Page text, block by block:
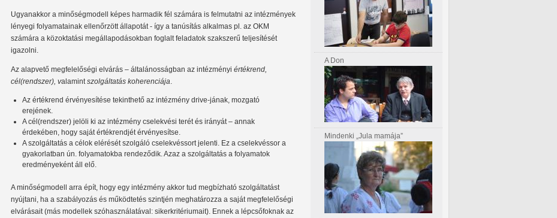
Ugyanakkor a minőségmodell képes harmadik fél számára is felmutatni az intézmények
lényegi folyamatainak ellenőrzött állapotát - így a tanúsítás alkalmas pl. az OKM
számára a közoktatási megállapodásokban foglalt feladatok szakszerű teljesítését
igazolni.
Az alapvető megfelelőségi elvárás – általánosságban az intézményi értékrend,
cél(rendszer), valamint szolgáltatás koherenciája
Az értékrend érvényesítése tekinthető az intézmény drive-jának, mozgató
erejének.
A cél(rendszer) jelöli ki az intézmény cselekvési terét és irányát – annak
érdekében, hogy saját értékrendjét érvényesítse.
A szolgáltatás a célok elérését szolgáló cselekvéssort jelenti. Ez a cselekvéssor a
gyakorlatban ún. folyamatokba rendeződik. Azaz a szolgáltatás a folyamatok
eredményeként áll elő.
A minőségmodell arra épít, hogy egy intézmény akkor tud megbízható szolgáltatást
nyújtani, ha a szabályozás és működtetés szintjén meghatározza a saját megfelelőségi
elvárásait (más modellek szóhasználatával: sikerkritériumait). Ennek a lépcsőfoknak az
A Don
Mindenki „Jula mamája”